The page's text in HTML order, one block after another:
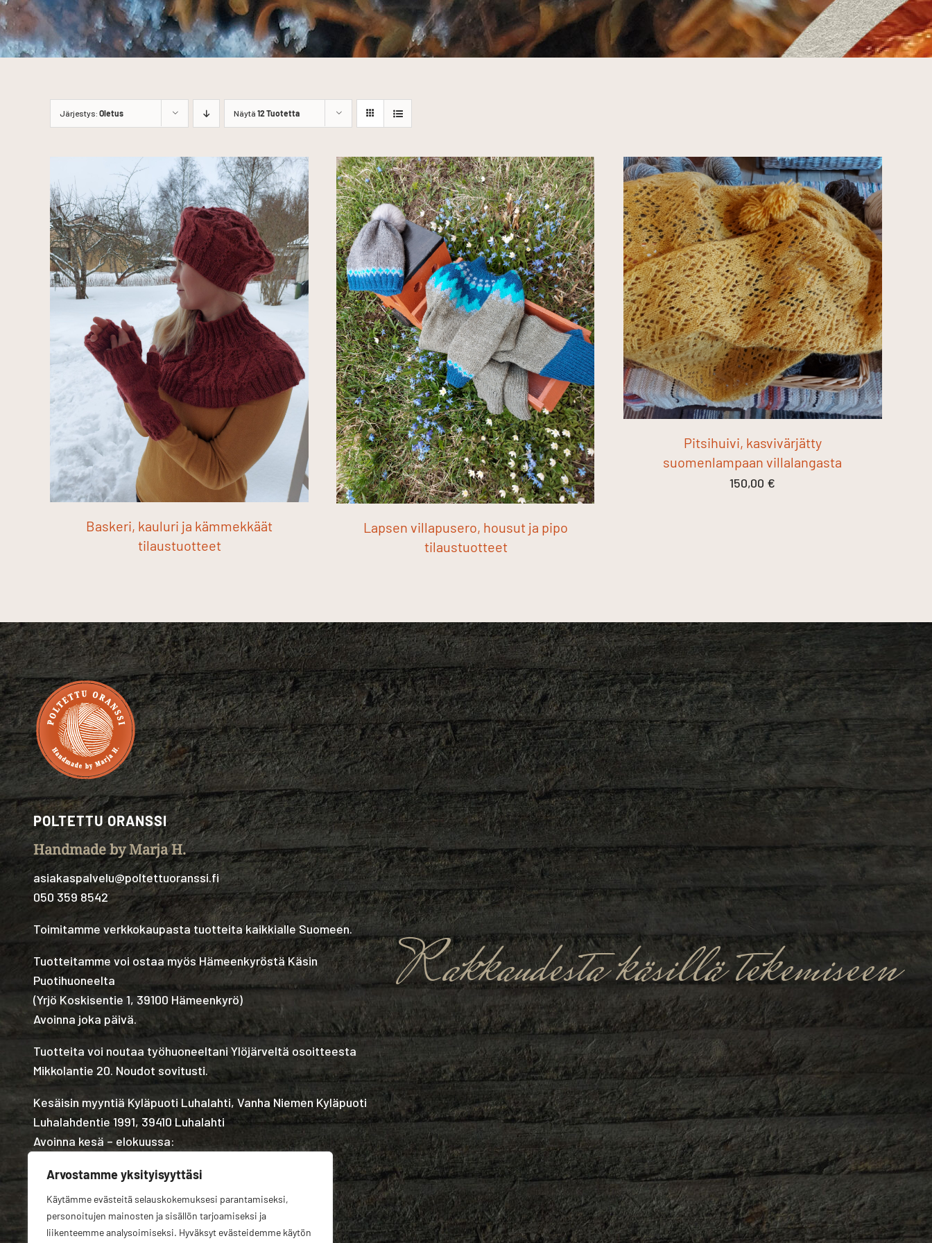
Arvostamme yksityisyyttäsi
Käytämme evästeitä selauskokemuksesi parantamiseksi,
personoitujen mainosten ja sisällön tarjoamiseksi ja
liikenteemme analysoimiseksi. Hyväksyt evästeidemme käytön
Järjestys: Oletus Näytä 12 Tuotetta
Baskeri, kauluri ja kämmekkäät
tilaustuotteet
Lapsen villapusero, housut ja pipo
tilaustuotteet
Pitsihuivi, kasvivärjätty
suomenlampaan villalangasta
150,00 €
POLTETTU ORANSSI
Handmade by Marja H.
asiakaspalvelu@poltettuoranssi.fi
050 359 8542
Toimitamme verkkokaupasta tuotteita kaikkialle Suomeen.
Tuotteitamme voi ostaa myös Hämeenkyröstä Käsin
Puotihuoneelta
(Yrjö Koskisentie 1, 39100 Hämeenkyrö)
Avoinna joka päivä.
Tuotteita voi noutaa työhuoneeltani Ylöjärveltä osoitteesta
Mikkolantie 20. Noudot sovitusti.
Kesäisin myyntiä Kyläpuoti Luhalahti, Vanha Niemen Kyläpuoti
Luhalahdentie 1991, 39410 Luhalahti
Avoinna kesä – elokuussa:
Rakkaudesta käsillä tekemiseen